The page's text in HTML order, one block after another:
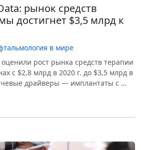
рынок средств
достигнет $3,5 млрд к
в мире
рост рынка средств терапии
с $2,8 млрд в 2020 г. до $3,5 млрд в
драйверы — имплантаты с …